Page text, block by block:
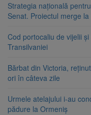
Strategia națională
Senat. Proiectul merge
Cod portocaliu de vijelii
Transilvaniei
Bărbat din Victoria,
ori în câteva zile
Urmele atelajului i-au
pădure la Ormeniș